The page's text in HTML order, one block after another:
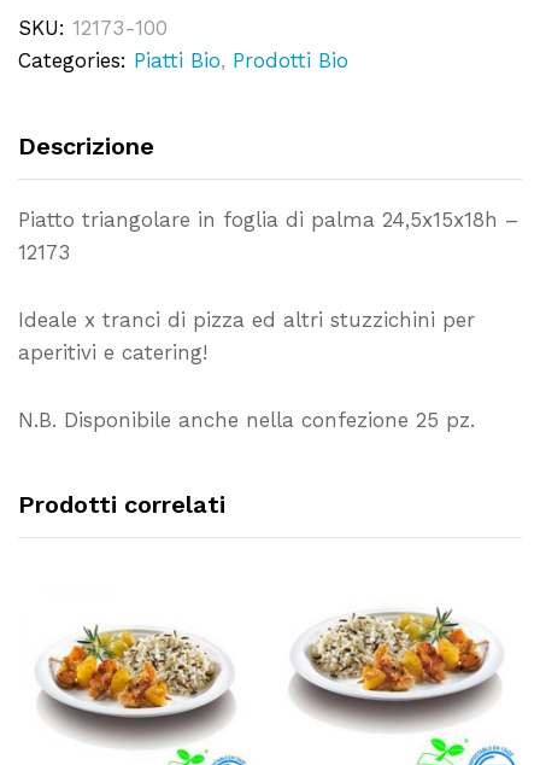
SKU: 12173-100
Categories: Piatti Bio, Prodotti Bio
Descrizione
Piatto triangolare in foglia di palma 24,5x15x18h –
12173
Ideale x tranci di pizza ed altri stuzzichini per
aperitivi e catering!
N.B. Disponibile anche nella confezione 25 pz.
Prodotti correlati